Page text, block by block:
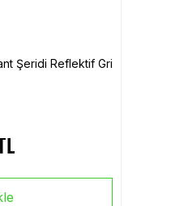
Şeridi Reflektif Gri